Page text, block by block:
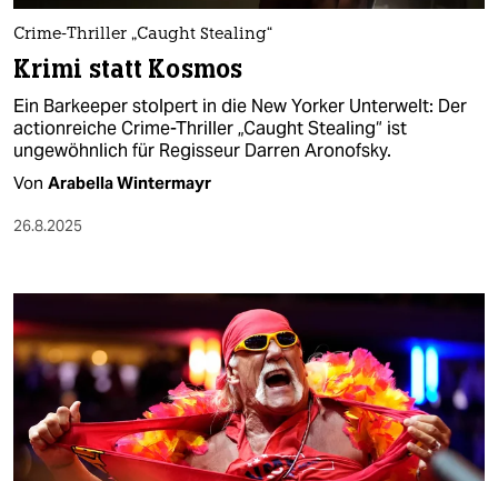
Crime-Thriller „Caught Stealing“
Krimi statt Kosmos
Ein Barkeeper stolpert in die New Yorker Unterwelt: Der
actionreiche Crime-Thriller „Caught Stealing“ ist
ungewöhnlich für Regisseur Darren Aronofsky.
Von Arabella Wintermayr
26.8.2025